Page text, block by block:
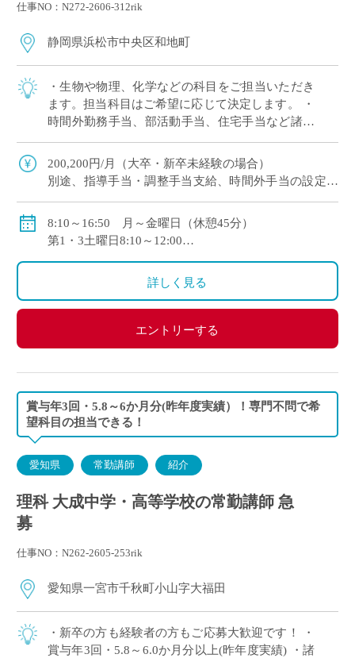
仕事NO：N272-2606-312rik
静岡県浜松市中央区和地町
・生物や物理、化学などの科目をご担当いただき
ます。担当科目はご希望に応じて決定します。 ・
時間外勤務手当、部活動手当、住宅手当など諸手
当充実！ ・基礎基本を中心に丁寧にご指導いただ
くので、レベルの高い進学指導はちょっと… […]
200,200円/月（大卒・新卒未経験の場合）
別途、指導手当・調整手当支給、時間外手当の設定あ
り！
賞与あり
部活動指導手当、扶養手当、住宅手当、通勤手当など
8:10～16:50 月～金曜日（休憩45分）
第1・3土曜日8:10～12:00
※学校行事等により出勤日変更の可能性あり
詳しく見る
エントリーする
賞与年3回・5.8～6か月分(昨年度実績）！専門不問で希
望科目の担当できる！
愛知県 常勤講師 紹介
理科 大成中学・高等学校の常勤講師 急
募
仕事NO：N262-2605-253rik
愛知県一宮市千秋町小山字大福田
・新卒の方も経験者の方もご応募大歓迎です！ ・
賞与年3回・5.8～6.0か月分以上(昨年度実績) ・諸